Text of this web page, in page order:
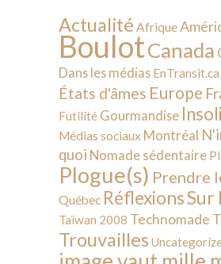
Actualité Afrique
BoulotCanada
Dans les médias EnTransit.ca
États d'âmes Europe
Futilité Gourmandise
Médias sociaux Montréal
quoi Nomade sédentaire
Plogue(s) Prendre
Québec RéflexionsSur
Taïwan 2008 Technomade
Trouvailles